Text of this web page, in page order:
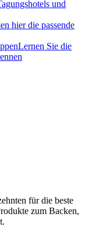
und
hier die passende
Lernen Sie die
für die beste
zum Backen,